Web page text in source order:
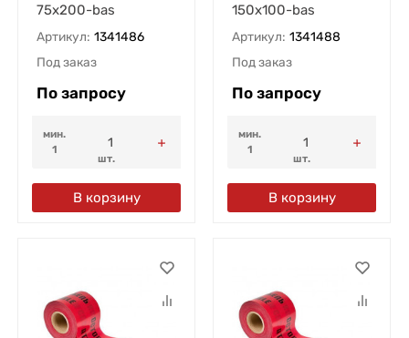
75x200-bas
Артикул: 1341486
Под заказ
По запросу
мин.
1
шт.
В корзину
150x100-bas
Артикул: 1341488
Под заказ
По запросу
мин.
1
шт.
В корзину